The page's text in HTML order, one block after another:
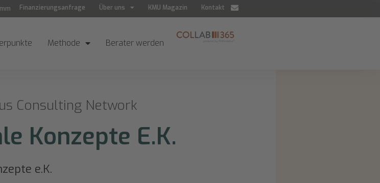
Finanzierungsanfrage Über uns KMU Magazin Kontakt
Methode Berater werden
Consulting Network
Konzepte E.K.
e.K.